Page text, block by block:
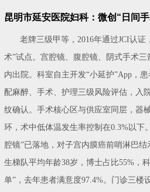
昆明市延安医院妇科：微创“日间
老牌三级甲等，2016年通过JCI认
术”试点。宫腔镜、腹腔镜、阴式手术
内出院。科室自主开发“小延护”App，
配麻醉、手术、护理三级风险评估，入
纹确认。手术核心区与供应室同层，器
环，术中低体温发生率控制在0.3%以下
腔镜”已落地，对子宫内膜癌前哨淋巴
生梯队平均年龄38岁，博士占比55%，
单”，去年患者满意度97.4%。门诊三楼